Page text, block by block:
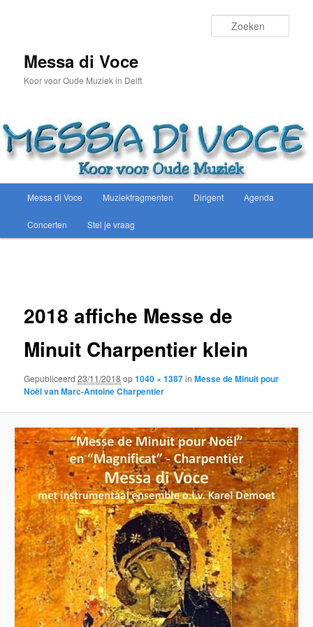
inhoudMessa di Voce
Koor voor Oude Muziek in Delft
Messa di Voce Muziekfragmenten Dirigent Agenda
Concerten Stel je vraag
2018 affiche Messe de
Minuit Charpentier klein
Gepubliceerd23/11/2018 op1040 × 1387inMesse de Minuit pour
Noël van Marc-Antoine Charpentier